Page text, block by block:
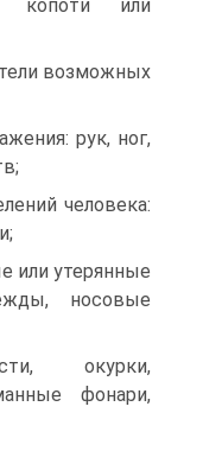
копоти или
возможных
рук, ног,
человека:
утерянные
носовые
окурки,
фонари,